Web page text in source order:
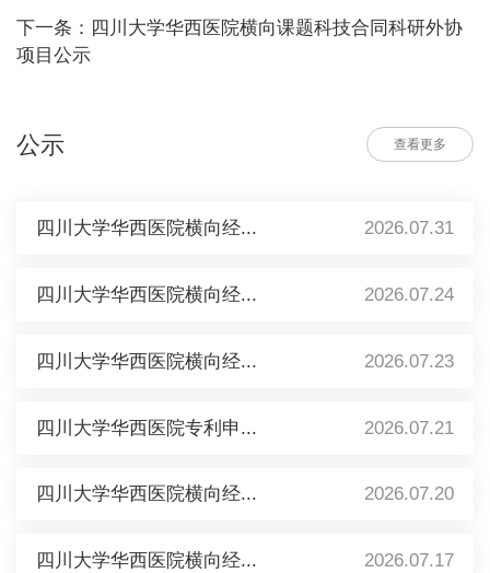
下一条：四川大学华西医院横向课题科技合同科研外协
项目公示
公示 查看更多
四川大学华西医院横向经... 2026.07.31
四川大学华西医院横向经... 2026.07.24
四川大学华西医院横向经... 2026.07.23
四川大学华西医院专利申... 2026.07.21
四川大学华西医院横向经... 2026.07.20
四川大学华西医院横向经... 2026.07.17